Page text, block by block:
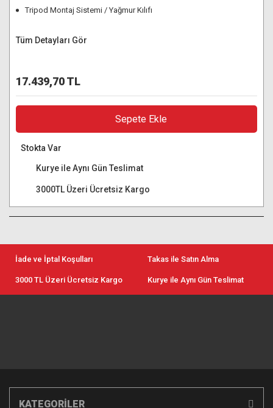
Tripod Montaj Sistemi / Yağmur Kılıfı
Tüm Detayları Gör
17.439,70 TL
Sepete Ekle
Stokta Var
Kurye ile Aynı Gün Teslimat
3000TL Üzeri Ücretsiz Kargo
İade ve İptal Koşulları Takas ile Satın Alma
3000 TL Üzeri Ücretsiz Kargo Kurye ile Aynı Gün Teslimat
KATEGORİLER